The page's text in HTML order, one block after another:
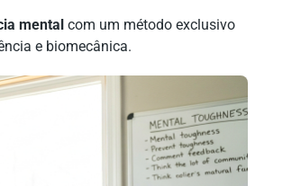
mental com um método exclusivo
e biomecânica.